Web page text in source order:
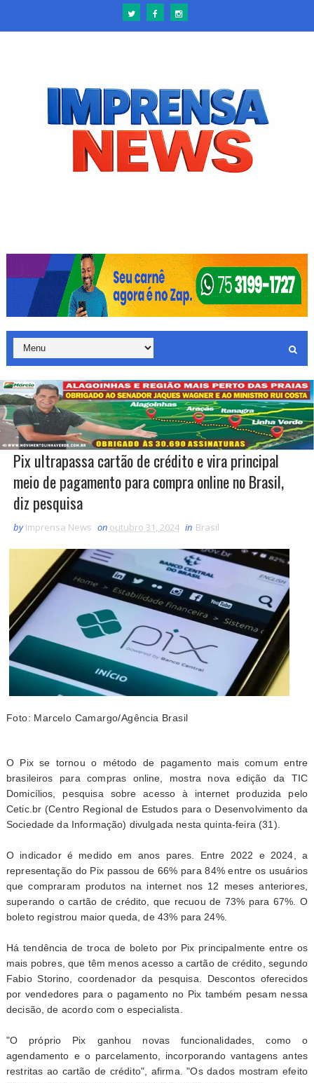
Pix ultrapassa cartão de crédito e vira principal
meio de pagamento para compra online no Brasil,
diz pesquisa
by Imprensa News on outubro 31, 2024 in Brasil
Foto: Marcelo Camargo/Agência Brasil
O Pix se tornou o método de pagamento mais comum entre
brasileiros para compras online, mostra nova edição da TIC
Domicílios, pesquisa sobre acesso à internet produzida pelo
Cetic.br (Centro Regional de Estudos para o Desenvolvimento da
Sociedade da Informação) divulgada nesta quinta-feira (31).
O indicador é medido em anos pares. Entre 2022 e 2024, a
representação do Pix passou de 66% para 84% entre os usuários
que compraram produtos na internet nos 12 meses anteriores,
superando o cartão de crédito, que recuou de 73% para 67%. O
boleto registrou maior queda, de 43% para 24%.
Há tendência de troca de boleto por Pix principalmente entre os
mais pobres, que têm menos acesso a cartão de crédito, segundo
Fabio Storino, coordenador da pesquisa. Descontos oferecidos
por vendedores para o pagamento no Pix também pesam nessa
decisão, de acordo com o especialista.
"O próprio Pix ganhou novas funcionalidades, como o
agendamento e o parcelamento, incorporando vantagens antes
restritas ao cartão de crédito", afirma. "Os dados mostram efeito